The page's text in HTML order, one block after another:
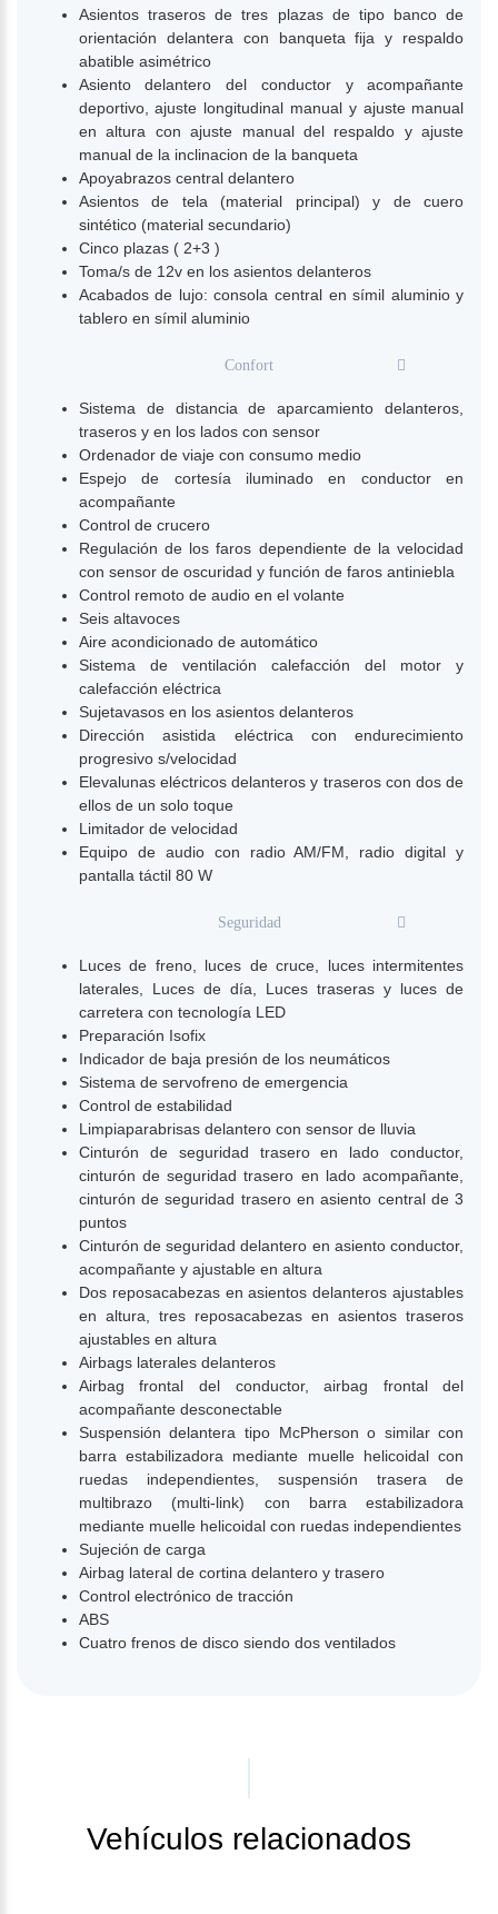
Asientos traseros de tres plazas de tipo banco de
orientación delantera con banqueta fija y respaldo
abatible asimétrico
Asiento delantero del conductor y acompañante
deportivo, ajuste longitudinal manual y ajuste manual
en altura con ajuste manual del respaldo y ajuste
manual de la inclinacion de la banqueta
Apoyabrazos central delantero
Asientos de tela (material principal) y de cuero
sintético (material secundario)
Cinco plazas ( 2+3 )
Toma/s de 12v en los asientos delanteros
Acabados de lujo: consola central en símil aluminio y
tablero en símil aluminio
Confort
Sistema de distancia de aparcamiento delanteros,
traseros y en los lados con sensor
Ordenador de viaje con consumo medio
Espejo de cortesía iluminado en conductor en
acompañante
Control de crucero
Regulación de los faros dependiente de la velocidad
con sensor de oscuridad y función de faros antiniebla
Control remoto de audio en el volante
Seis altavoces
Aire acondicionado de automático
Sistema de ventilación calefacción del motor y
calefacción eléctrica
Sujetavasos en los asientos delanteros
Dirección asistida eléctrica con endurecimiento
progresivo s/velocidad
Elevalunas eléctricos delanteros y traseros con dos de
ellos de un solo toque
Limitador de velocidad
Equipo de audio con radio AM/FM, radio digital y
pantalla táctil 80 W
Seguridad
Luces de freno, luces de cruce, luces intermitentes
laterales, Luces de día, Luces traseras y luces de
carretera con tecnología LED
Preparación Isofix
Indicador de baja presión de los neumáticos
Sistema de servofreno de emergencia
Control de estabilidad
Limpiaparabrisas delantero con sensor de lluvia
Cinturón de seguridad trasero en lado conductor,
cinturón de seguridad trasero en lado acompañante,
cinturón de seguridad trasero en asiento central de 3
puntos
Cinturón de seguridad delantero en asiento conductor,
acompañante y ajustable en altura
Dos reposacabezas en asientos delanteros ajustables
en altura, tres reposacabezas en asientos traseros
ajustables en altura
Airbags laterales delanteros
Airbag frontal del conductor, airbag frontal del
acompañante desconectable
Suspensión delantera tipo McPherson o similar con
barra estabilizadora mediante muelle helicoidal con
ruedas independientes, suspensión trasera de
multibrazo (multi-link) con barra estabilizadora
mediante muelle helicoidal con ruedas independientes
Sujeción de carga
Airbag lateral de cortina delantero y trasero
Control electrónico de tracción
ABS
Cuatro frenos de disco siendo dos ventilados
Vehículos relacionados